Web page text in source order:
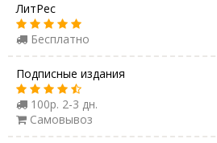
ЛитРес
Бесплатно
Подписные издания
100р. 2-3 дн.
Самовывоз